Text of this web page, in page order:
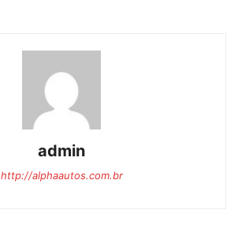
admin
http://alphaautos.com.br